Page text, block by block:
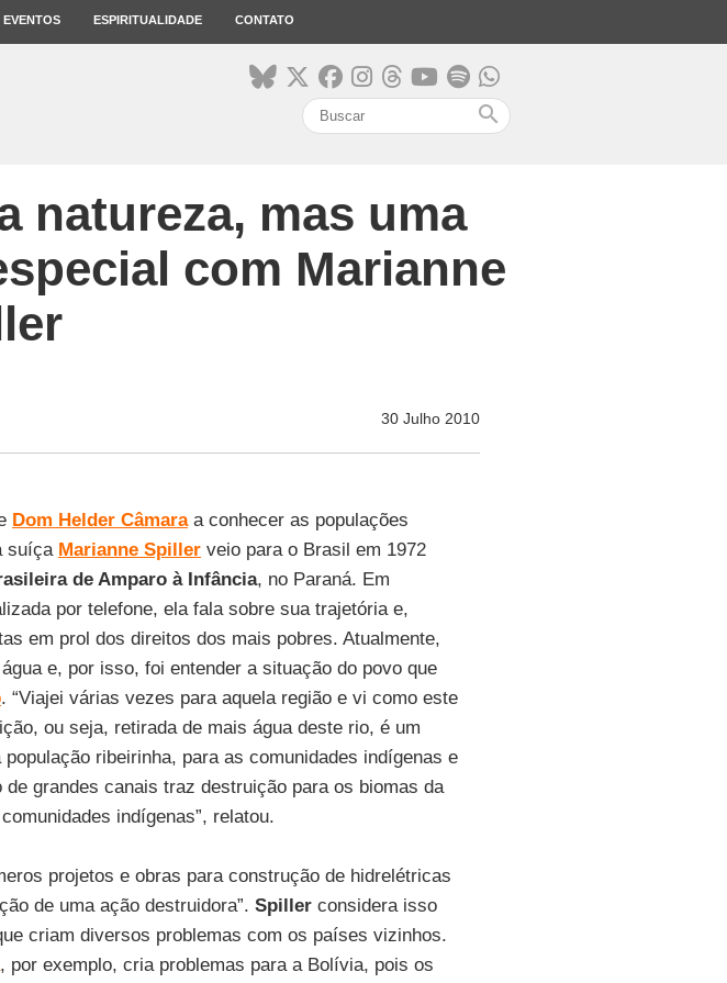
EVENTOS ESPIRITUALIDADE CONTATO
search
natureza, mas uma
com Marianne
30 Julho 2010
Dom Helder Câmaraa conhecer as populações
suíça Marianne Spillerveio para o Brasil em 1972
de Amparo à Infância, no Paraná. Em
por telefone, ela fala sobre sua trajetória e,
em prol dos direitos dos mais pobres. Atualmente,
e, por isso, foi entender a situação do povo que
. “Viajei várias vezes para aquela região e vi como este
ou seja, retirada de mais água deste rio, é um
ribeirinha, para as comunidades indígenas e
de grandes canais traz destruição para os biomas da
indígenas”, relatou.
projetos e obras para construção de hidrelétricas
de uma ação destruidora”. Spillerconsidera isso
criam diversos problemas com os países vizinhos.
, por exemplo, cria problemas para a Bolívia, pois os